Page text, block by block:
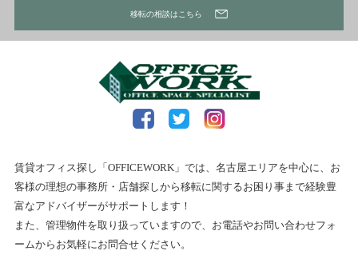
移転の相談はこちら
賃貸オフィス探し「OFFICEWORK」では、名古屋エリアを中心に、お
客様の理想の事務所・店舗探しから移転に関するお困り事まで経験豊
富なアドバイザーがサポートします！
また、管理物件を取り扱っていますので、お電話やお問い合わせフォ
ームからお気軽にお問合せください。